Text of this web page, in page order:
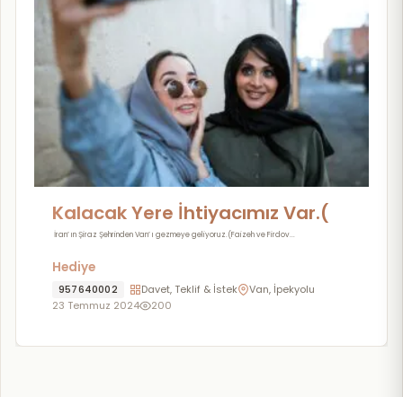
Kalacak Yere İhtiyacımız Var.(
Faizeh Firdovs) 27- 30 Temmuz
Tarihleri Arasında Lütfen Yardım
Edin
İran’ ın Şiraz Şehrinden Van’ ı gezmeye geliyoruz.(Faizeh ve Firdov...
Hediye
957640002 Davet, Teklif & İstek
Van, İpekyolu
23 Temmuz 2024
200